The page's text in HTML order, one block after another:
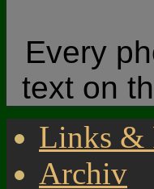
Every
text on
Links &
Archiv